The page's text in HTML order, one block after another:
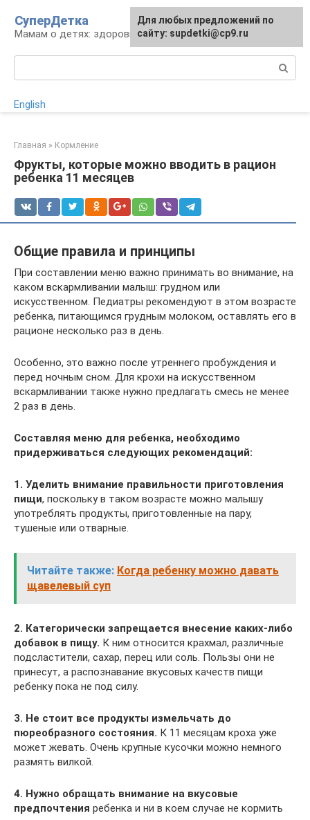
контенту
СуперДетка
Мамам о детях: здоровье, уход, развитие
English
Главная » Кормление
Фрукты, которые можно вводить в рацион
ребенка 11 месяцев
Общие правила и принципы
При составлении меню важно принимать во внимание, на
каком вскармливании малыш: грудном или
искусственном. Педиатры рекомендуют в этом возрасте
ребенка, питающимся грудным молоком, оставлять его в
рационе несколько раз в день.
Особенно, это важно после утреннего пробуждения и
перед ночным сном. Для крохи на искусственном
вскармливании также нужно предлагать смесь не менее
2 раз в день.
Составляя меню для ребенка, необходимо
придерживаться следующих рекомендаций:
1. Уделить внимание правильности приготовления
пищи, поскольку в таком возрасте можно малышу
употреблять продукты, приготовленные на пару,
тушеные или отварные.
Читайте также: Когда ребенку можно давать
щавелевый суп
2. Категорически запрещается внесение каких-либо
добавок в пищу. К ним относится крахмал, различные
подсластители, сахар, перец или соль. Пользы они не
принесут, а распознавание вкусовых качеств пищи
ребенку пока не под силу.
3. Не стоит все продукты измельчать до
пюреобразного состояния. К 11 месяцам кроха уже
может жевать. Очень крупные кусочки можно немного
размять вилкой.
4. Нужно обращать внимание на вкусовые
предпочтения ребенка и ни в коем случае не кормить
Для любых предложений по
сайту: supdetki@cp9.ru